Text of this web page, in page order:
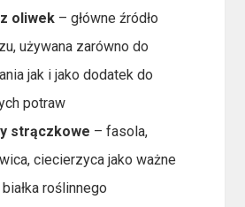
oliwek – główne źródło
używana zarówno do
jak i jako dodatek do
potraw
strączkowe – fasola,
ciecierzyca jako ważne
białka roślinnego